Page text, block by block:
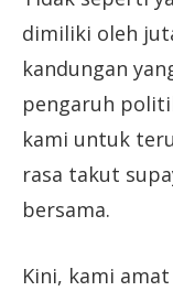
dimiliki oleh
kandungan
pengaruh
kami untuk
rasa takut
bersama.
Kini, kami